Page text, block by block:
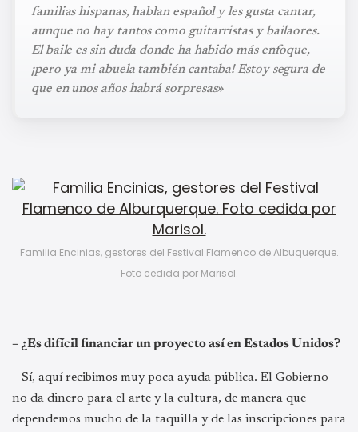
familias hispanas, hablan español y les gusta cantar,
aunque no hay tantos como guitarristas y bailaores.
El baile es sin duda donde ha habido más enfoque,
¡pero ya mi abuela también cantaba! Estoy segura de
que en unos años habrá sorpresas»
Familia Encinias, gestores del Festival Flamenco de Albuquerque.
Foto cedida por Marisol.
– ¿Es difícil financiar un proyecto así en Estados Unidos?
– Sí, aquí recibimos muy poca ayuda pública. El Gobierno
no da dinero para el arte y la cultura, de manera que
dependemos mucho de la taquilla y de las inscripciones para